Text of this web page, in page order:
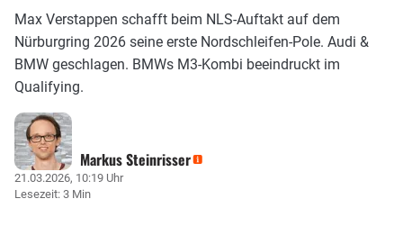
Max Verstappen schafft beim NLS-Auftakt auf dem
Nürburgring 2026 seine erste Nordschleifen-Pole. Audi &
BMW geschlagen. BMWs M3-Kombi beeindruckt im
Qualifying.
Markus Steinrisser
21.03.2026, 10:19 Uhr
Lesezeit: 3 Min